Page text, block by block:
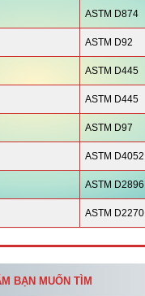
ASTM D874
ASTM D92
ASTM D445
ASTM D445
ASTM D97
ASTM D4052
ASTM D2896
ASTM D2270
BẠN MUỐN TÌM